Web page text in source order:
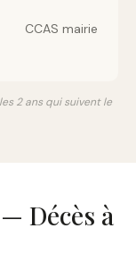
CCAS mairie
2 ans qui suivent le
Décès à